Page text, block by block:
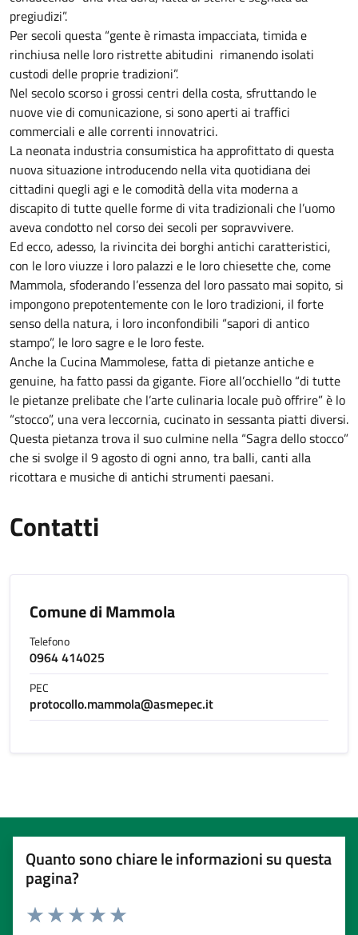
pregiudizi”.
Per secoli questa “gente è rimasta impacciata, timida e
rinchiusa nelle loro ristrette abitudini rimanendo isolati
custodi delle proprie tradizioni”.
Nel secolo scorso i grossi centri della costa, sfruttando le
nuove vie di comunicazione, si sono aperti ai traffici
commerciali e alle correnti innovatrici.
La neonata industria consumistica ha approfittato di questa
nuova situazione introducendo nella vita quotidiana dei
cittadini quegli agi e le comodità della vita moderna a
discapito di tutte quelle forme di vita tradizionali che l’uomo
aveva condotto nel corso dei secoli per sopravvivere.
Ed ecco, adesso, la rivincita dei borghi antichi caratteristici,
con le loro viuzze i loro palazzi e le loro chiesette che, come
Mammola, sfoderando l’essenza del loro passato mai sopito, si
impongono prepotentemente con le loro tradizioni, il forte
senso della natura, i loro inconfondibili “sapori di antico
stampo”, le loro sagre e le loro feste.
Anche la Cucina Mammolese, fatta di pietanze antiche e
genuine, ha fatto passi da gigante. Fiore all’occhiello “di tutte
le pietanze prelibate che l’arte culinaria locale può offrire” è lo
“stocco”, una vera leccornia, cucinato in sessanta piatti diversi.
Questa pietanza trova il suo culmine nella “Sagra dello stocco”
che si svolge il 9 agosto di ogni anno, tra balli, canti alla
ricottara e musiche di antichi strumenti paesani.
Contatti
Comune di Mammola
Telefono
0964 414025
PEC
protocollo.mammola@asmepec.it
Quanto sono chiare le informazioni su questa
pagina?